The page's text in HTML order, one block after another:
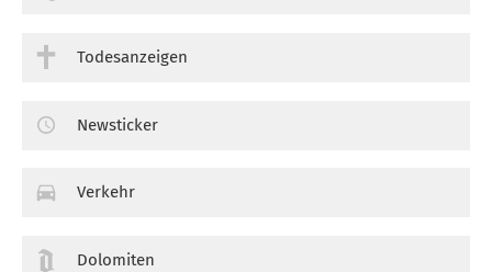
Todesanzeigen
Newsticker
Verkehr
Dolomiten